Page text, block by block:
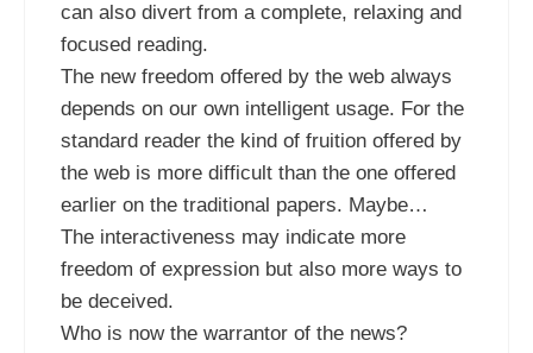
can also divert from a complete, relaxing and
focused reading.
The new freedom offered by the web always
depends on our own intelligent usage. For the
standard reader the kind of fruition offered by
the web is more difficult than the one offered
earlier on the traditional papers. Maybe…
The interactiveness may indicate more
freedom of expression but also more ways to
be deceived.
Who is now the warrantor of the news?